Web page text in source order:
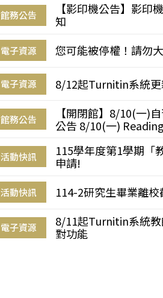
館務公告
【影印機公告】影印
知
電子資源 您可能被停權！請勿
電子資源 8/12起Turnitin系統
館務公告
【開閉館】8/10(一)
公告 8/10(一)
活動快訊
115學年度第1學期「
申請!
活動快訊 114-2研究生畢業離
電子資源
8/11起Turnitin系統
對功能